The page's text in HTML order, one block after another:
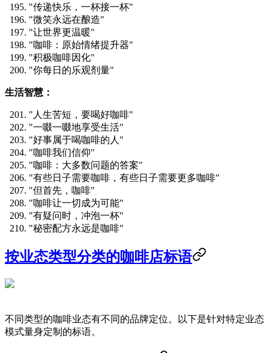
"传递快乐，一杯接一杯"
"微笑永远在酿造"
"让世界更温暖"
"咖啡：原始情绪提升器"
"积极咖啡因化"
"你每日的乐观剂量"
生活智慧：
"人生苦短，要喝好咖啡"
"一啜一啜地享受生活"
"好事属于喝咖啡的人"
"咖啡我们信仰"
"咖啡：大多数问题的答案"
"有些日子需要咖啡，有些日子需要更多咖啡"
"但首先，咖啡"
"咖啡让一切成为可能"
"有疑问时，冲泡一杯"
"秘密配方永远是咖啡"
按业态类型分类的咖啡店标语
不同类型的咖啡业态有不同的品牌定位。以下是针对特定业态
模式量身定制的标语。